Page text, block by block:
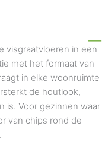
visgraatvloeren in een
met het formaat van
in elke woonruimte
de houtlook,
is. Voor gezinnen waar
van chips rond de